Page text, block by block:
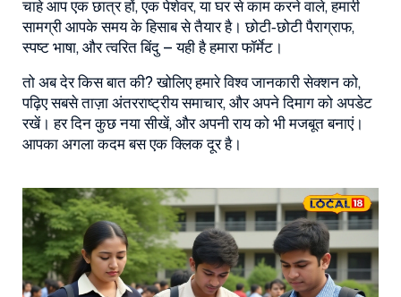
चाहे आप एक छात्र हों, एक पेशेवर, या घर से काम करने वाले, हमारी
सामग्री आपके समय के हिसाब से तैयार है। छोटी‑छोटी पैराग्राफ,
स्पष्ट भाषा, और त्वरित बिंदु – यही है हमारा फॉर्मेट।
तो अब देर किस बात की? खोलिए हमारे विश्व जानकारी सेक्शन को,
पढ़िए सबसे ताज़ा अंतरराष्ट्रीय समाचार, और अपने दिमाग को अपडेट
रखें। हर दिन कुछ नया सीखें, और अपनी राय को भी मजबूत बनाएं।
आपका अगला कदम बस एक क्लिक दूर है।